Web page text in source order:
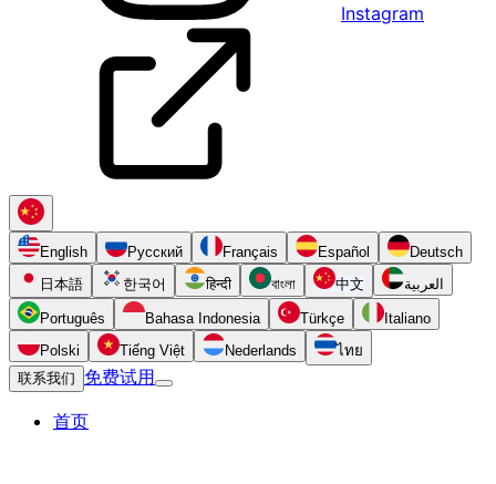
Instagram
English Русский Français Español
Deutsch
日本語
한국어 हिन्दी বাংলা 中文 العربية
Português Bahasa Indonesia Türkçe
Italiano
Polski
Tiếng Việt Nederlands
ไทย
联系我们
免费试用
首页